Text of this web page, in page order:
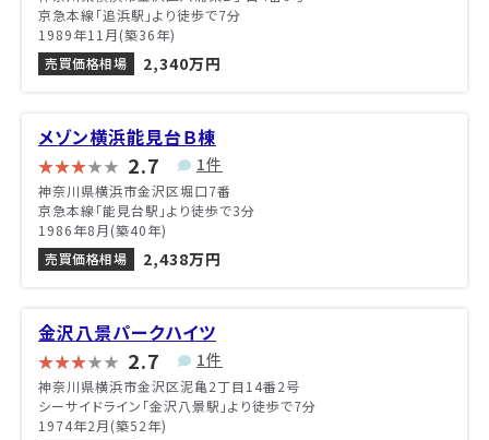
京急本線「追浜駅」より徒歩で7分
1989年11月(築36年)
売買価格相場
2,340万円
メゾン横浜能見台Ｂ棟
2.7 1件
神奈川県横浜市金沢区堀口7番
京急本線「能見台駅」より徒歩で3分
1986年8月(築40年)
売買価格相場
2,438万円
金沢八景パークハイツ
2.7 1件
神奈川県横浜市金沢区泥亀2丁目14番2号
シーサイドライン「金沢八景駅」より徒歩で7分
1974年2月(築52年)